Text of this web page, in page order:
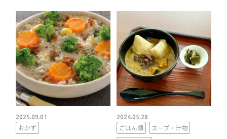
2025.09.01
おかず
2024.05.28
ごはん類
スープ・汁物